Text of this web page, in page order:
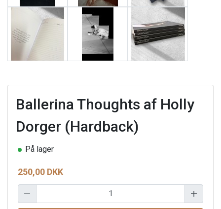
Ballerina Thoughts af Holly
Dorger (Hardback)
På lager
250,00 DKK